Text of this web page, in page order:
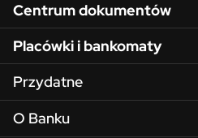
Centrum dokumentów
Placówki i bankomaty
Przydatne
O Banku